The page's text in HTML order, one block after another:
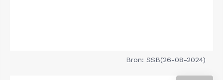
Bron: SSB(26-08-2024)